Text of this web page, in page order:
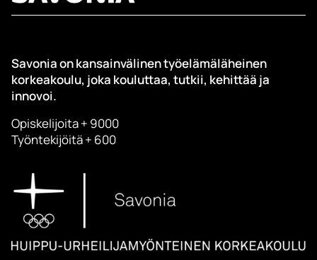
Savonia on kansainvälinen työelämäläheinen
korkeakoulu, joka kouluttaa, tutkii, kehittää ja
innovoi.
Opiskelijoita + 9000
Työntekijöitä + 600